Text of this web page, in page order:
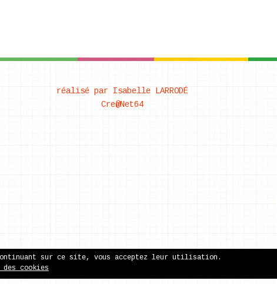
réalisé par Isabelle LARRODÉ
Cre@Net64
sur ce site, vous acceptez leur utilisation.
cookies